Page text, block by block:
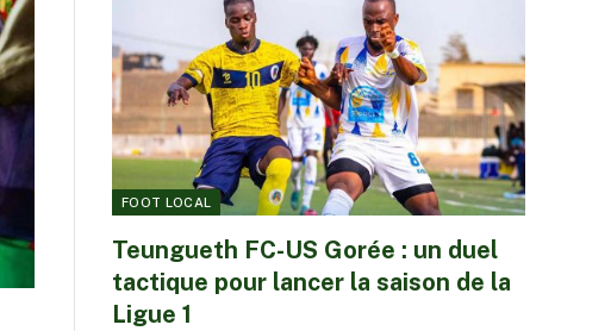
FOOT LOCAL
Teungueth FC-US Gorée : un duel
tactique pour lancer la saison de la
Ligue 1